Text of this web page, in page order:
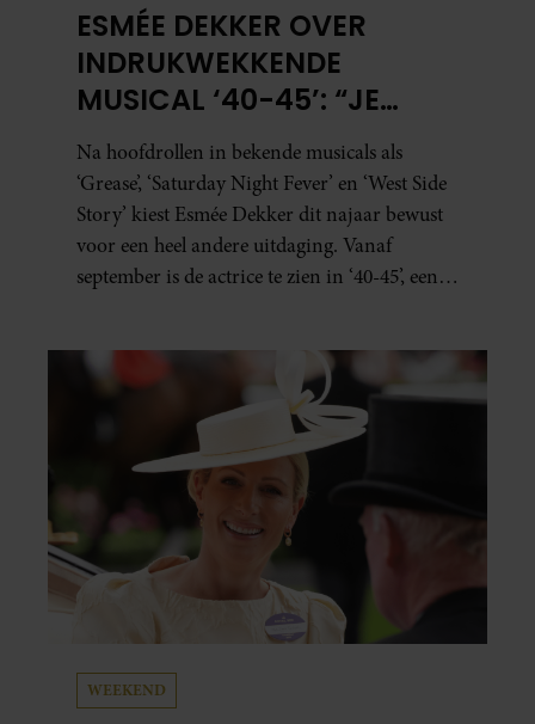
ESMÉE DEKKER OVER
INDRUKWEKKENDE
MUSICAL ‘40-45’: “JE
BESEFT INEENS HOE
KOSTBAAR VRIJHEID IS”
Na hoofdrollen in bekende musicals als
‘Grease’, ‘Saturday Night Fever’ en ‘West Side
Story’ kiest Esmée Dekker dit najaar bewust
voor een heel andere uitdaging. Vanaf
september is de actrice te zien in ‘40-45’, een
een voorstelling die niet alleen raakt, maar
het publiek ook aan het denken zet.
WEEKEND